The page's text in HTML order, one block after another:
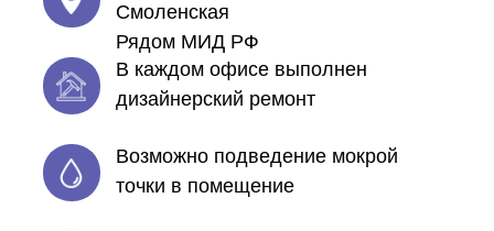
Смоленская
Рядом МИД РФ
В каждом офисе выполнен
дизайнерский ремонт
Возможно подведение мокрой
точки в помещение